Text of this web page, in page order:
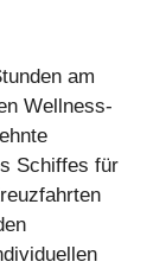
am
Wellness-
Schiffes für